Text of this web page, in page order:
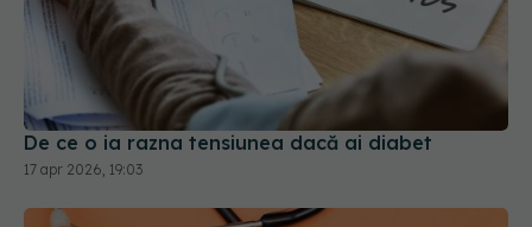
De ce o ia razna tensiunea dacă ai diabet
17 apr 2026, 19:03